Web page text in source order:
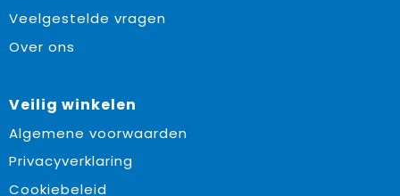
Veelgestelde vragen
Over ons
Veilig winkelen
Algemene voorwaarden
Privacyverklaring
Cookiebeleid